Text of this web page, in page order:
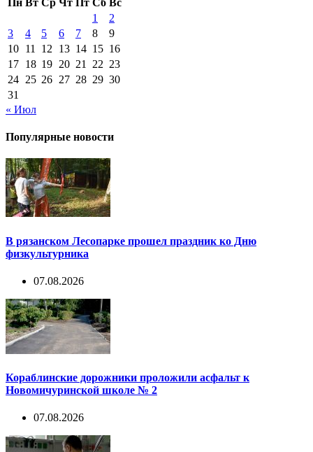
1
2
3
4 5 6 7 8
9
10 11 12 13 14 15 16
17 18 19 20 21 22 23
24 25 26 27 28 29 30
31
« Июл
Популярные новости
В рязанском Лесопарке прошел праздник ко Дню
физкультурника
07.08.2026
Кораблинские дорожники проложили асфальт к
Новомичуринской школе № 2
07.08.2026